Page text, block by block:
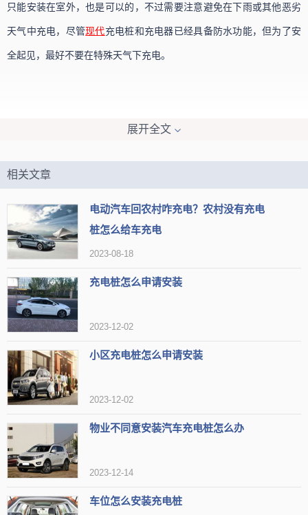
只能安装在室外，也是可以的，不过需要注意避免在下雨或其他恶劣
天气中充电，尽管现代充电桩和充电器已经具备防水功能，但为了安
全起见，最好不要在特殊天气下充电。
展开全文
相关文章
电动汽车回农村咋充电？农村没有充电
桩怎么给车充电
2023-08-18
充电桩怎么申请安装
2023-12-02
小区充电桩怎么申请安装
2023-12-02
物业不同意安装汽车充电桩怎么办
2023-12-14
车位怎么安装充电桩